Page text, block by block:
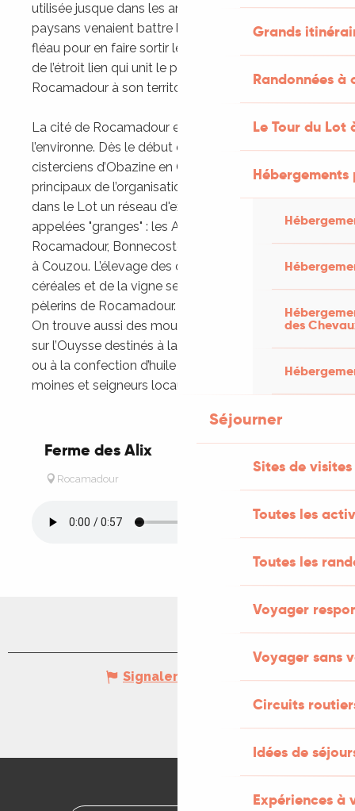
Grands
Randonnées
Le Tour du Lot
des
Séjourner
Sites de visites
Toutes les
Toutes les
Voyager
Voyager sans
Circuits
Idées de
Expériences à
utilisée jusque dans les années 1950. Ici, les
paysans venaient battre les céréales à l’aide d’un
fléau pour en faire sortir le grain. Ce lieu témoigne
de l’étroit lien qui unit le pèlerinage de
Rocamadour à son territoire.
La cité de Rocamadour est liée au territoire qui
l’environne. Dès le début du pèlerinage, les moines
cisterciens d’Obazine en Corrèze sont les acteurs
principaux de l’organisation agricole. Ils implantent
dans le Lot un réseau d'exploitations agricoles
appelées "granges" : les Alix, à 2km au nord de
Rocamadour, Bonnecoste à Calès et la Pannonie
à Couzou. L’élevage des ovins, la culture de
céréales et de la vigne servent à nourrir les
pèlerins de Rocamadour.
On trouve aussi des moulins : 9 sur l’Alzou et 11
sur l’Ouysse destinés à la mouture des céréales
ou à la confection d’huile de noix, gérés par les
moines et seigneurs locaux.
Ferme des Alix
Rocamadour
Signaler une erreur